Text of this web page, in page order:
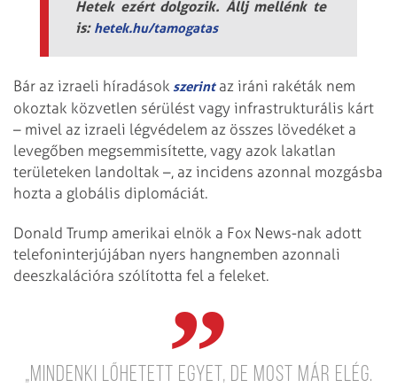
Hetek ezért dolgozik. Állj mellénk te
is: hetek.hu/tamogatas
Bár az izraeli híradások szerintaz iráni rakéták nem
okoztak közvetlen sérülést vagy infrastrukturális kárt
– mivel az izraeli légvédelem az összes lövedéket a
levegőben megsemmisítette, vagy azok lakatlan
területeken landoltak –, az incidens azonnal mozgásba
hozta a globális diplomáciát.
Donald Trump amerikai elnök a Fox News-nak adott
telefoninterjújában nyers hangnemben azonnali
deeszkalációra szólította fel a feleket.
„Mindenki lőhetett egyet, de most már elég.